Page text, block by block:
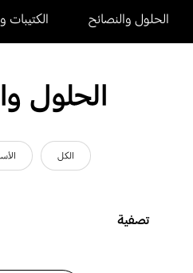
الحلول والنصائح الكتيبات
الحلول
الكل
تصفية